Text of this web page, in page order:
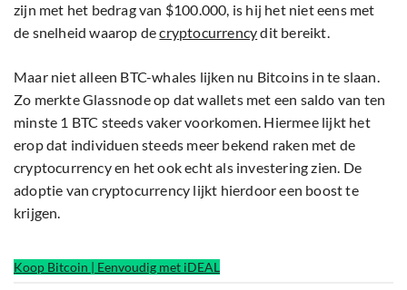
zijn met het bedrag van $100.000, is hij het niet eens met
de snelheid waarop decryptocurrencydit bereikt.
Maar niet alleen BTC-whales lijken nu Bitcoins in te slaan.
Zo merkte Glassnode op dat wallets met een saldo van ten
minste 1 BTC steeds vaker voorkomen. Hiermee lijkt het
erop dat individuen steeds meer bekend raken met de
cryptocurrency en het ook echt als investering zien. De
adoptie van cryptocurrency lijkt hierdoor een boost te
krijgen.
Koop Bitcoin | Eenvoudig met iDEAL